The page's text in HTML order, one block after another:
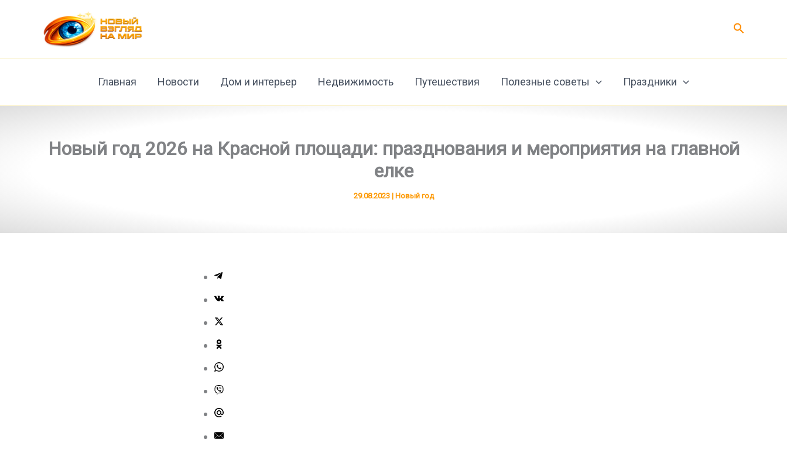
содержимому
Поиск
Главная Новости Дом и интерьер Недвижимость Путешествия Полезные советы Праздники
Новый год 2026 на Красной площади: празднования и мероприятия на главной
елке
29.08.2023 | Новый год